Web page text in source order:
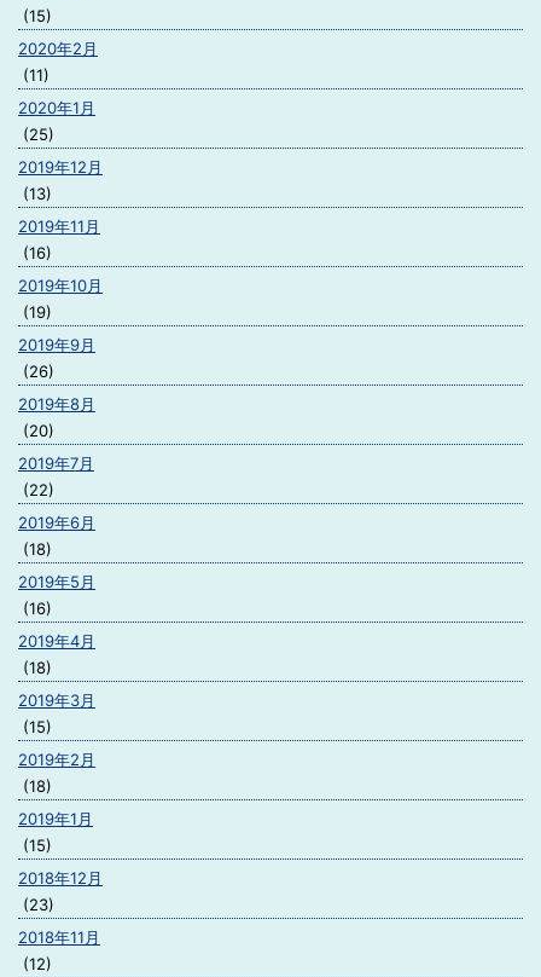
(15)
2020年2月
(11)
2020年1月
(25)
2019年12月
(13)
2019年11月
(16)
2019年10月
(19)
2019年9月
(26)
2019年8月
(20)
2019年7月
(22)
2019年6月
(18)
2019年5月
(16)
2019年4月
(18)
2019年3月
(15)
2019年2月
(18)
2019年1月
(15)
2018年12月
(23)
2018年11月
(12)